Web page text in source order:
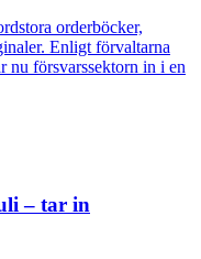
orderböcker,
Enligt förvaltarna
nu försvarssektorn in i en
– tar in